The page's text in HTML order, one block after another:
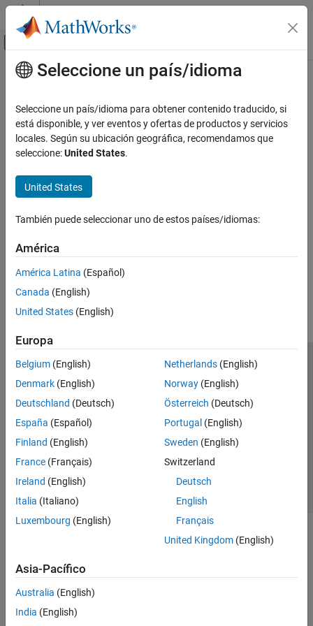
Saltar al contenido
Mostrar/ocultar menú de navegación
Inicio de Documentación
Contenido principal
How useful was this information?
Seleccione un país/idioma
Seleccione un país/idioma para obtener contenido traducido, si
está disponible, y ver eventos y ofertas de productos y servicios
locales. Según su ubicación geográfica, recomendamos que
seleccione:United States.
United States
También puede seleccionar uno de estos países/idiomas:
América
América Latina (Español)
Canada (English)
United States (English)
Europa
Belgium (English)
Denmark (English)
Deutschland (Deutsch)
España (Español)
Finland (English)
France (Français)
Ireland (English)
Italia (Italiano)
Luxembourg (English)
Netherlands(English)
Norway(English)
Österreich (Deutsch)
Portugal (English)
Sweden (English)
Switzerland
Deutsch
English
Français
United Kingdom(English)
Asia-Pacífico
Australia (English)
India (English)
Centro de confianza
Marcas comerciales
Política de privacidad
Antipiratería
Estado de las aplicaciones
Información de contacto
© 1994-2026 The MathWorks, Inc.